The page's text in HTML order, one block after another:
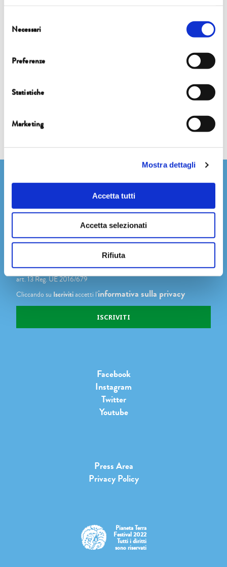
delNecessari
Preferenze
Statistiche
Marketing
Mostra dettagli
Accetta tutti
Accetta selezionati
Rifiuta
PORTARE IL GREEN DEAL EUROPEO SUL TERRITORIO. IL RUOLO
Newsletter
Dichiaro di avere più di 14 anni
Accetto di ricevere comunicazioni su novità, eventi e promozioni
degli Editori Laterza, come indicato nel punto 2.b dell'informativa ex
art. 13 Reg. UE 2016/679
Cliccando su Iscrivitiaccetti l'informativa sulla privacy
Facebook
Instagram
Twitter
Youtube
Press Area
Privacy Policy
Pianeta Terra
Festival 2022
Tutti i diritti
sono riservati